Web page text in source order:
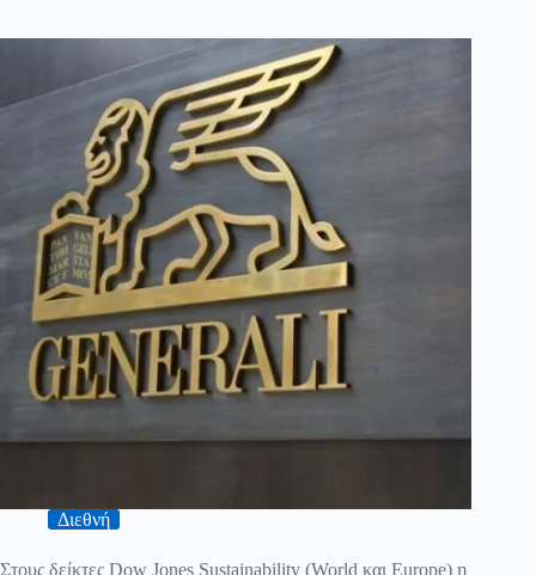
Διεθνή
Στους δείκτες Dow Jones Sustainability (World και Europe) η